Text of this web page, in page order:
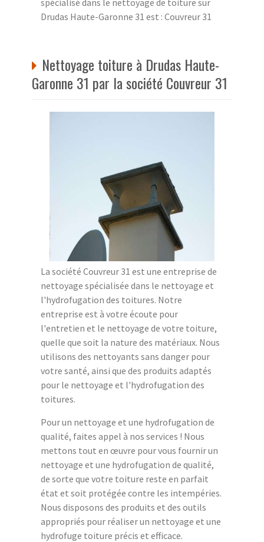
Drudas Haute-Garonne 31 est : Couvreur 31
Nettoyage toiture à Drudas Haute-
Garonne 31 par la société Couvreur 31
La société Couvreur 31 est une entreprise de
nettoyage spécialisée dans le nettoyage et
l'hydrofugation des toitures. Notre
entreprise est à votre écoute pour
l'entretien et le nettoyage de votre toiture,
quelle que soit la nature des matériaux. Nous
utilisons des nettoyants sans danger pour
votre santé, ainsi que des produits adaptés
pour le nettoyage et l'hydrofugation des
toitures.
Pour un nettoyage et une hydrofugation de
qualité, faites appel à nos services ! Nous
mettons tout en œuvre pour vous fournir un
nettoyage et une hydrofugation de qualité,
de sorte que votre toiture reste en parfait
état et soit protégée contre les intempéries.
Nous disposons des produits et des outils
appropriés pour réaliser un nettoyage et une
hydrofuge toiture précis et efficace.